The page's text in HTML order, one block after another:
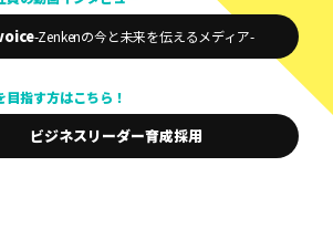
-Zenkenの今と未来を伝えるメディア-
目指す方はこちら！
ビジネスリーダー育成採用